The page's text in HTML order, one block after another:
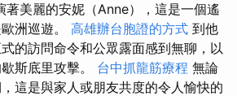
著美麗的安妮（Anne），這是一個遙
洲巡遊。 高雄辦台胞證的方式 到他
的訪問命令和公眾露面感到無聊，以
斯底里攻擊。 台中抓龍筋療程 無論
這是與家人或朋友共度的令人愉快的